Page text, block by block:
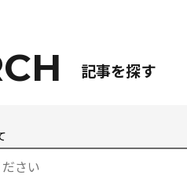
記事を探す
タイムズ